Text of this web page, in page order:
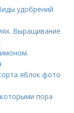
удобрений
Выращивание
яблок фото
пора